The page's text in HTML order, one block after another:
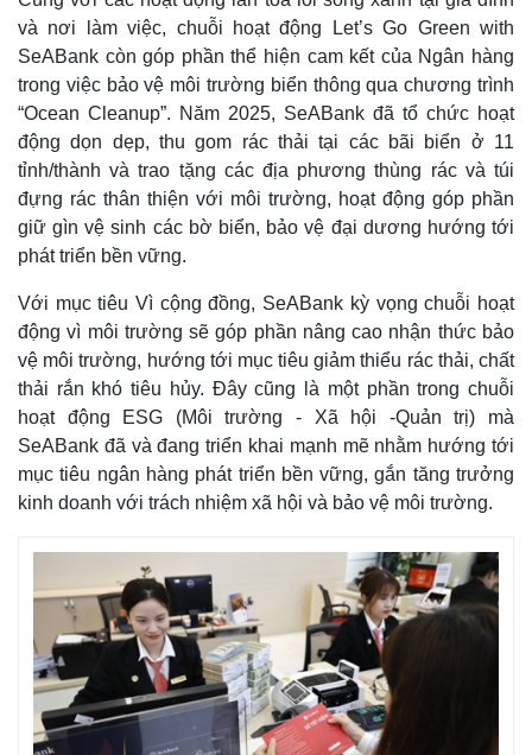
Tỷ giá
Chứng khoán
Giá cà phê
và nơi làm việc, chuỗi hoạt động Let’s Go Green with
SeABank còn góp phần thể hiện cam kết của Ngân hàng
trong việc bảo vệ môi trường biển thông qua chương trình
“Ocean Cleanup”. Năm 2025, SeABank đã tổ chức hoạt
động dọn dẹp, thu gom rác thải tại các bãi biển ở 11
tỉnh/thành và trao tặng các địa phương thùng rác và túi
đựng rác thân thiện với môi trường, hoạt động góp phần
giữ gìn vệ sinh các bờ biển, bảo vệ đại dương hướng tới
phát triển bền vững.
Với mục tiêu Vì cộng đồng, SeABank kỳ vọng chuỗi hoạt
động vì môi trường sẽ góp phần nâng cao nhận thức bảo
vệ môi trường, hướng tới mục tiêu giảm thiểu rác thải, chất
thải rắn khó tiêu hủy. Đây cũng là một phần trong chuỗi
hoạt động ESG (Môi trường - Xã hội -Quản trị) mà
SeABank đã và đang triển khai mạnh mẽ nhằm hướng tới
mục tiêu ngân hàng phát triển bền vững, gắn tăng trưởng
kinh doanh với trách nhiệm xã hội và bảo vệ môi trường.